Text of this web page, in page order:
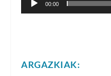
00:00
ARGAZKIAK: